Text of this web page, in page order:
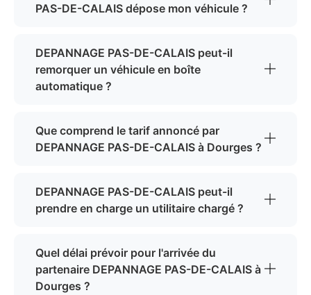
PAS-DE-CALAIS dépose mon véhicule ?
DEPANNAGE PAS-DE-CALAIS peut-il
remorquer un véhicule en boîte
automatique ?
Que comprend le tarif annoncé par
DEPANNAGE PAS-DE-CALAIS à Dourges ?
DEPANNAGE PAS-DE-CALAIS peut-il
prendre en charge un utilitaire chargé ?
Quel délai prévoir pour l'arrivée du
partenaire DEPANNAGE PAS-DE-CALAIS à
Dourges ?